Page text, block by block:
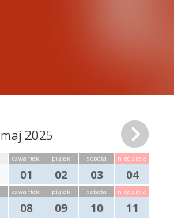
maj 2025
czwartek
01
piątek
02
sobota
03
niedziela
04
czwartek
08
piątek
09
sobota
10
niedziela
11